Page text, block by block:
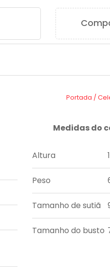
Portada /
Medidas do
Altura
Peso
Tamanho de sutiã
Tamanho do busto